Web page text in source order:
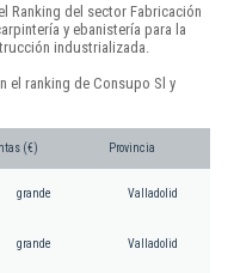
Ranking del sector Fabricación
y ebanistería para la
industrializada.
el ranking de Consupo Sl y
(€) Provincia
grande Valladolid
grande Valladolid